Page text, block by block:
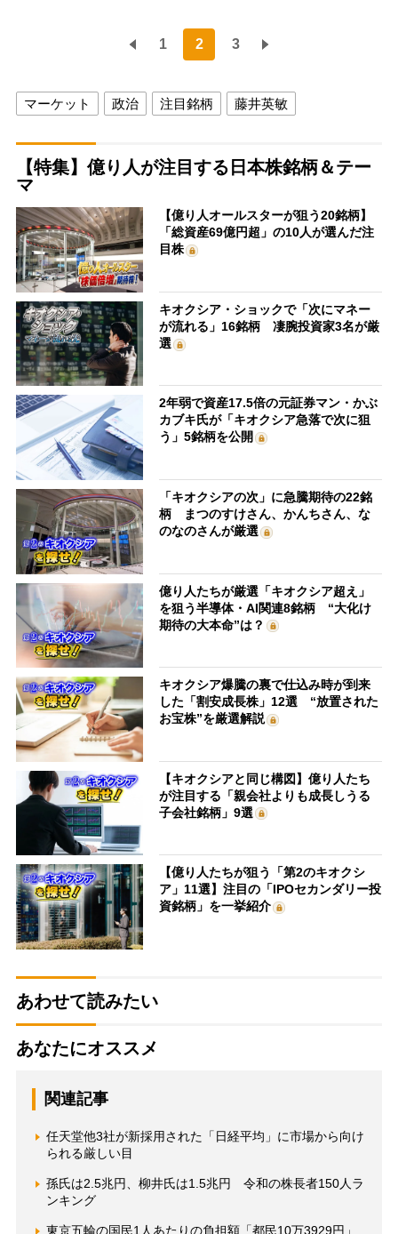
1 2 3
マーケット 政治 注目銘柄 藤井英敏
【特集】億り人が注目する日本株銘柄＆テー
マ
【億り人オールスターが狙う20銘柄】
「総資産69億円超」の10人が選んだ注
目株
キオクシア・ショックで「次にマネー
が流れる」16銘柄 凄腕投資家3名が厳
選
2年弱で資産17.5倍の元証券マン・かぶ
カブキ氏が「キオクシア急落で次に狙
う」5銘柄を公開
「キオクシアの次」に急騰期待の22銘
柄 まつのすけさん、かんちさん、な
のなのさんが厳選
億り人たちが厳選「キオクシア超え」
を狙う半導体・AI関連8銘柄 “大化け
期待の大本命”は？
キオクシア爆騰の裏で仕込み時が到来
した「割安成長株」12選 “放置された
お宝株”を厳選解説
【キオクシアと同じ構図】億り人たち
が注目する「親会社よりも成長しうる
子会社銘柄」9選
【億り人たちが狙う「第2のキオクシ
ア」11選】注目の「IPOセカンダリー投
資銘柄」を一挙紹介
あわせて読みたい
あなたにオススメ
関連記事
任天堂他3社が新採用された「日経平均」に市場から向け
られる厳しい目
孫氏は2.5兆円、柳井氏は1.5兆円 令和の株長者150人ラ
ンキング
東京五輪の国民1人あたりの負担額「都民10万3929円」